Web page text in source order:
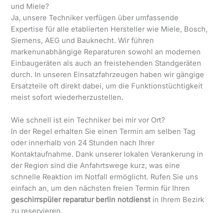
und Miele?
Ja, unsere Techniker verfügen über umfassende
Expertise für alle etablierten Hersteller wie Miele, Bosch,
Siemens, AEG und Bauknecht. Wir führen
markenunabhängige Reparaturen sowohl an modernen
Einbaugeräten als auch an freistehenden Standgeräten
durch. In unseren Einsatzfahrzeugen haben wir gängige
Ersatzteile oft direkt dabei, um die Funktionstüchtigkeit
meist sofort wiederherzustellen.
Wie schnell ist ein Techniker bei mir vor Ort?
In der Regel erhalten Sie einen Termin am selben Tag
oder innerhalb von 24 Stunden nach Ihrer
Kontaktaufnahme. Dank unserer lokalen Verankerung in
der Region sind die Anfahrtswege kurz, was eine
schnelle Reaktion im Notfall ermöglicht. Rufen Sie uns
einfach an, um den nächsten freien Termin für Ihren
geschirrspüler reparatur berlin notdienst in Ihrem Bezirk
zu reservieren.